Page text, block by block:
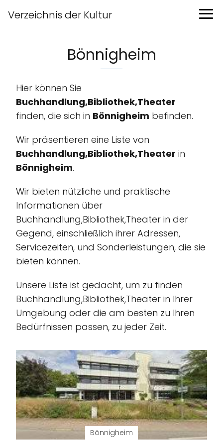
Verzeichnis der Kultur
Bönnigheim
Hier können Sie
Buchhandlung,Bibliothek,Theater
finden, die sich in Bönnigheim befinden.
Wir präsentieren eine Liste von
Buchhandlung,Bibliothek,Theater in
Bönnigheim.
Wir bieten nützliche und praktische
Informationen über
Buchhandlung,Bibliothek,Theater in der
Gegend, einschließlich ihrer Adressen,
Servicezeiten, und Sonderleistungen, die sie
bieten können.
Unsere Liste ist gedacht, um zu finden
Buchhandlung,Bibliothek,Theater in Ihrer
Umgebung oder die am besten zu Ihren
Bedürfnissen passen, zu jeder Zeit.
Bönnigheim